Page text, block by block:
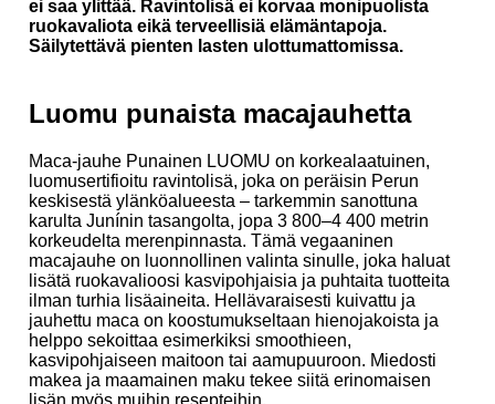
ei saa ylittää. Ravintolisä ei korvaa monipuolista
ruokavaliota eikä terveellisiä elämäntapoja.
Säilytettävä pienten lasten ulottumattomissa.
Luomu punaista macajauhetta
Maca-jauhe Punainen LUOMU on korkealaatuinen,
luomusertifioitu ravintolisä, joka on peräisin Perun
keskisestä ylänköalueesta – tarkemmin sanottuna
karulta Junínin tasangolta, jopa 3 800–4 400 metrin
korkeudelta merenpinnasta. Tämä vegaaninen
macajauhe on luonnollinen valinta sinulle, joka haluat
lisätä ruokavalioosi kasvipohjaisia ja puhtaita tuotteita
ilman turhia lisäaineita. Hellävaraisesti kuivattu ja
jauhettu maca on koostumukseltaan hienojakoista ja
helppo sekoittaa esimerkiksi smoothieen,
kasvipohjaiseen maitoon tai aamupuuroon. Miedosti
makea ja maamainen maku tekee siitä erinomaisen
lisän myös muihin resepteihin.